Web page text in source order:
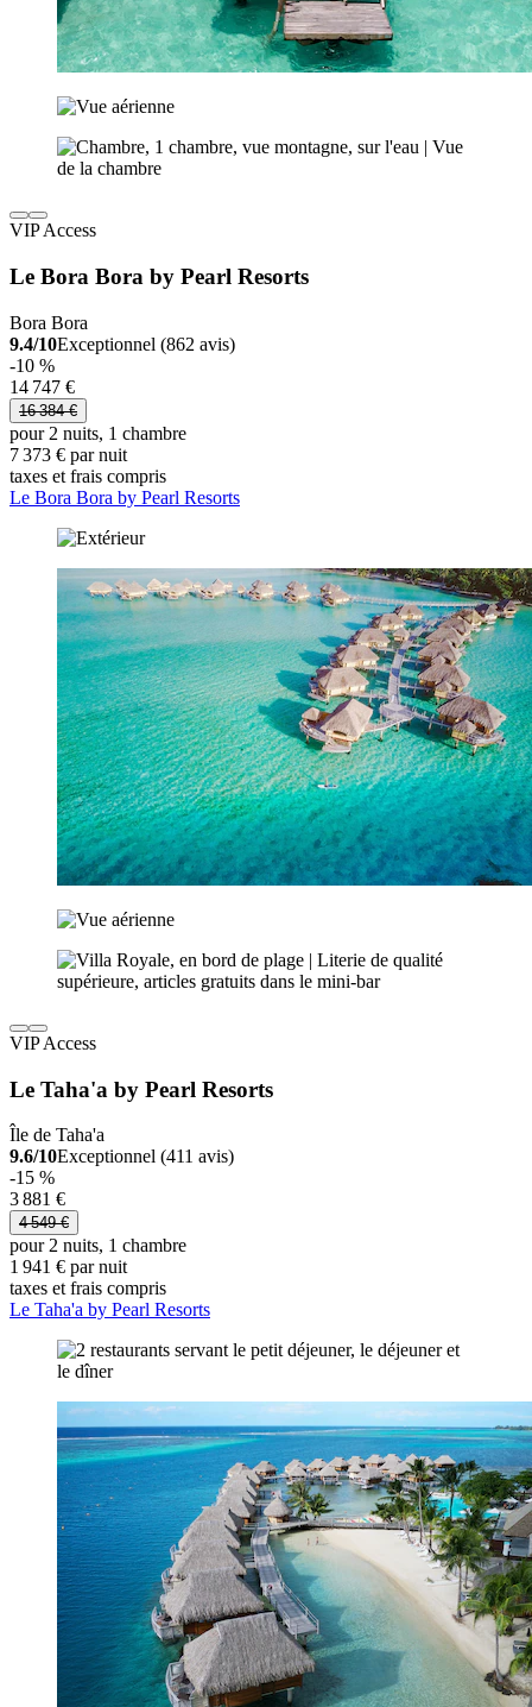
VIP Access
Le Bora Bora by Pearl Resorts
Bora Bora
9.4/10Exceptionnel (862 avis)
-10 %
14 747 €
16 384 €
pour 2 nuits, 1 chambre
7 373 € par nuit
taxes et frais compris
Le Bora Bora by Pearl Resorts
VIP Access
Le Taha'a by Pearl Resorts
Île de Taha'a
9.6/10Exceptionnel (411 avis)
-15 %
3 881 €
4 549 €
pour 2 nuits, 1 chambre
1 941 € par nuit
taxes et frais compris
Le Taha'a by Pearl Resorts